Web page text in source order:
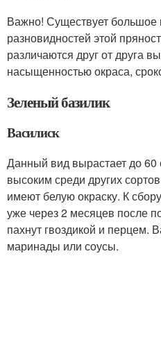
Важно! Существует большое
разновидностей этой
различаются друг от друга
насыщенностью окраса,
Зеленый базилик
Василиск
Данный вид вырастает до
высоким среди других
имеют белую окраску. К
уже через 2 месяцев после
пахнут гвоздикой и перцем.
маринады или соусы.